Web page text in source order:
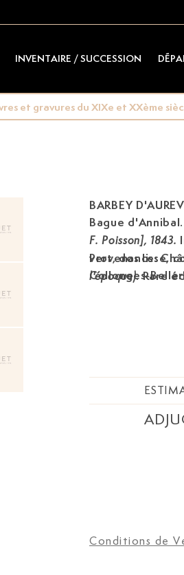
INVENTAIRE / SUCCESSION
et gravures du XIXe et XXème
BARBEY
Bague d'Annibal.
F. Poisson], 1843.
vert, dos lisse,
l'époque).Rare
les pages
collation. Très
Provenance:
Collonges-
Conditions de